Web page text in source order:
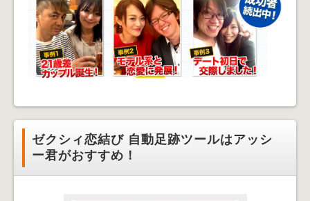
ゼクシィ恋結び 自動足跡ツールはアッシ
ー君がおすすめ！